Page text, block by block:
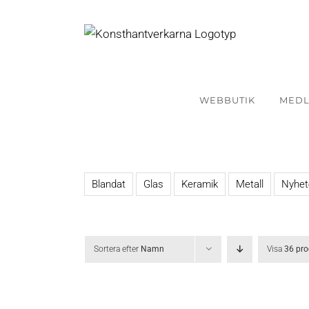
WEBBUTIK
Blandat Glas Keramik Metall
Sortera efter Namn Visa 36